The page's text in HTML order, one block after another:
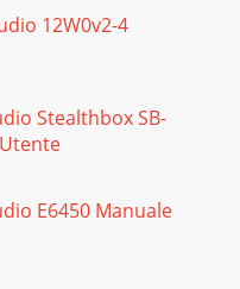
12W0v2-4
Stealthbox SB-
E6450 Manuale